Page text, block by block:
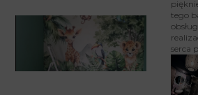
tego
serca